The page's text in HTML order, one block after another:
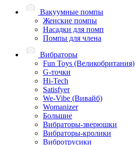
Вакуумные помпы
Женские помпы
Насадки для помп
Помпы для члена
Вибраторы
Fun Toys (Великобритания)
G-точки
Hi-Tech
Satisfyer
We-Vibe (Вивайб)
Womanizer
Большие
Вибраторы-зверюшки
Вибраторы-кролики
Вибротрусики